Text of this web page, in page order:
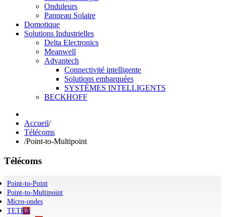
Onduleurs
Panneau Solaire
Domotique
Solutions Industrielles
Delta Electronics
Meanwell
Advantech
Connectivité intelligente
Solutions embarquées
SYSTÈMES INTELLIGENTS
BECKHOFF
Accueil/
Télécoms
/Point-to-Multipoint
Télécoms
Point-to-Point
Point-to-Multipoint
Micro-ondes
TETRA